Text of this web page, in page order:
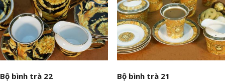
Bộ bình trà 22 Bộ bình trà 21